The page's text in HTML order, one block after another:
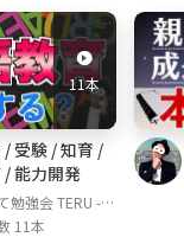
える子ど
』は登
さんにお
い。そ
育てや育
育の専門
11本
/ 受験 / 知育 /
/ 能力開発
勉強会 TERU -子
育児の悩みや不
11本